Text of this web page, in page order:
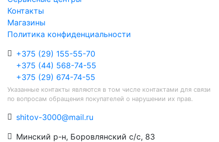
Контакты
Магазины
Политика конфиденциальности
+375 (29) 155-55-70
+375 (44) 568-74-55
+375 (29) 674-74-55
Указанные контакты являются в том числе контактами для связи
по вопросам обращения покупателей о нарушении их прав.
shitov-3000@mail.ru
Минский р-н, Боровлянский с/с, 83